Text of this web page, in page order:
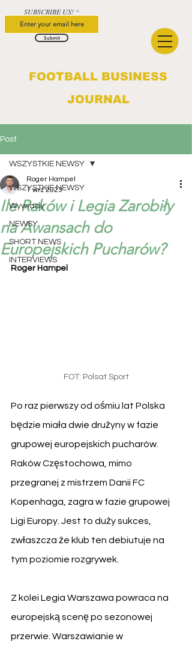
FOOTBALL BUSINESS
JOURNAL
SUBSCRIBE US!
Submit
Post
WSZYSTKIE NEWSY
Wywiady
NEWSY
SHORT NEWS
INTERVIEWS
WSZYSTKIE NEWSY
Ile Raków i Legia Zarobiły
na Awansach do
Europejskich Pucharów?
Roger Hampel
1 wrz 2023
Roger Hampel
FOT: Polsat Sport
Po raz pierwszy od ośmiu lat Polska
będzie miała dwie drużyny w fazie
grupowej europejskich pucharów.
Raków Częstochowa, mimo
przegranej z mistrzem Danii FC
Kopenhaga, zagra w fazie grupowej
Ligi Europy. Jest to duży sukces,
zwłaszcza że klub ten debiutuje na
tym poziomie rozgrywek.
Z kolei Legia Warszawa powraca na
europejską scenę po sezonowej
przerwie. Warszawianie w